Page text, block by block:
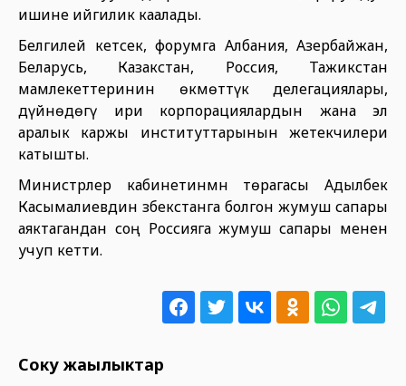
ишине ийгилик каалады.
Белгилей кетсек, форумга Албания, Азербайжан,
Беларусь, Казакстан, Россия, Тажикстан
мамлекеттеринин өкмөттүк делегациялары,
дүйнөдөгү ири корпорациялардын жана эл
аралык каржы институттарынын жетекчилери
катышты.
Министрлер кабинетинмн төрагасы Адылбек
Касымалиевдин Өзбекстанга болгон жумуш сапары
аяктагандан соң Россияга жумуш сапары менен
учуп кетти.
Соңку жаңылыктар